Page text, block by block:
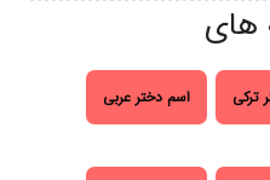
های
ترکی اسم دختر عربی